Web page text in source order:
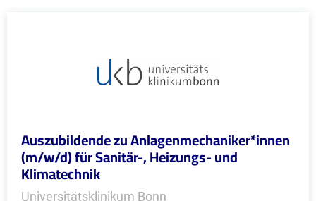
Auszubildende zu Anlagenmechaniker*innen
(m/w/d) für Sanitär-, Heizungs- und
Klimatechnik
Universitätsklinikum Bonn